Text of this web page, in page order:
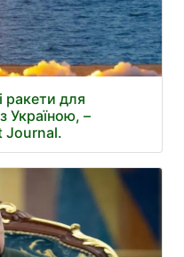
ракети для
Україною, –
Journal.